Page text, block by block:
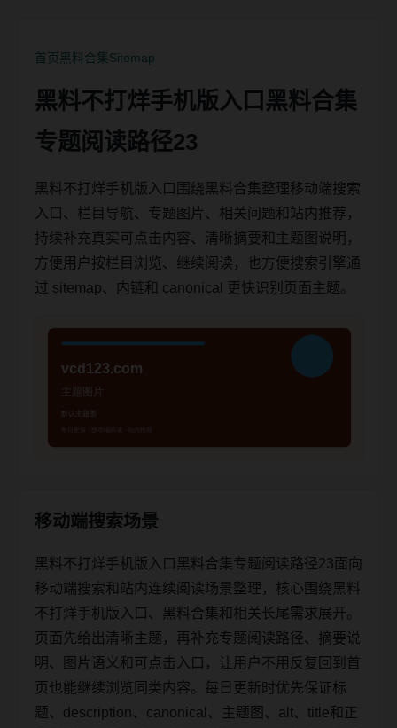
首页黑料合集Sitemap
黑料不打烊手机版入口黑料合集
专题阅读路径23
黑料不打烊手机版入口围绕黑料合集整理移动端搜索
入口、栏目导航、专题图片、相关问题和站内推荐，
持续补充真实可点击内容、清晰摘要和主题图说明，
方便用户按栏目浏览、继续阅读，也方便搜索引擎通
过 sitemap、内链和 canonical 更快识别页面主题。
移动端搜索场景
黑料不打烊手机版入口黑料合集专题阅读路径23面向
移动端搜索和站内连续阅读场景整理，核心围绕黑料
不打烊手机版入口、黑料合集和相关长尾需求展开。
页面先给出清晰主题，再补充专题阅读路径、摘要说
明、图片语义和可点击入口，让用户不用反复回到首
页也能继续浏览同类内容。每日更新时优先保证标
题、description、canonical、主题图、alt、title和正